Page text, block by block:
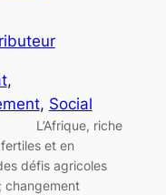
, Social
riche
et en
défis agricoles
changement